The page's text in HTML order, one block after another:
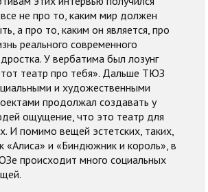
не про то, каким мир должен
а про то, каким он является, про
реального современного
У вербатима был лозунг
театр про тебя». Дальше ТЮЗ
и художественными
продолжал создавать у
ощущение, что это театр для
И помимо вещей эстетских, таких,
«Алиса» и «Биндюжник и король», в
происходит много социальных